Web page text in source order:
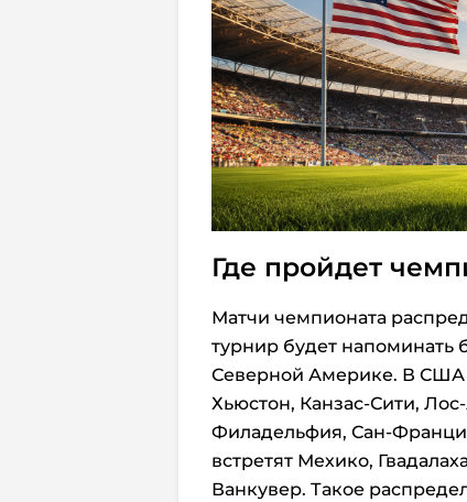
Где пройдет
Матчи чемпионата
турнир будет напоминать
Северной Америке. В США
Хьюстон, Канзас-Сити,
Филадельфия, Сан-
встретят Мехико,
Ванкувер. Такое